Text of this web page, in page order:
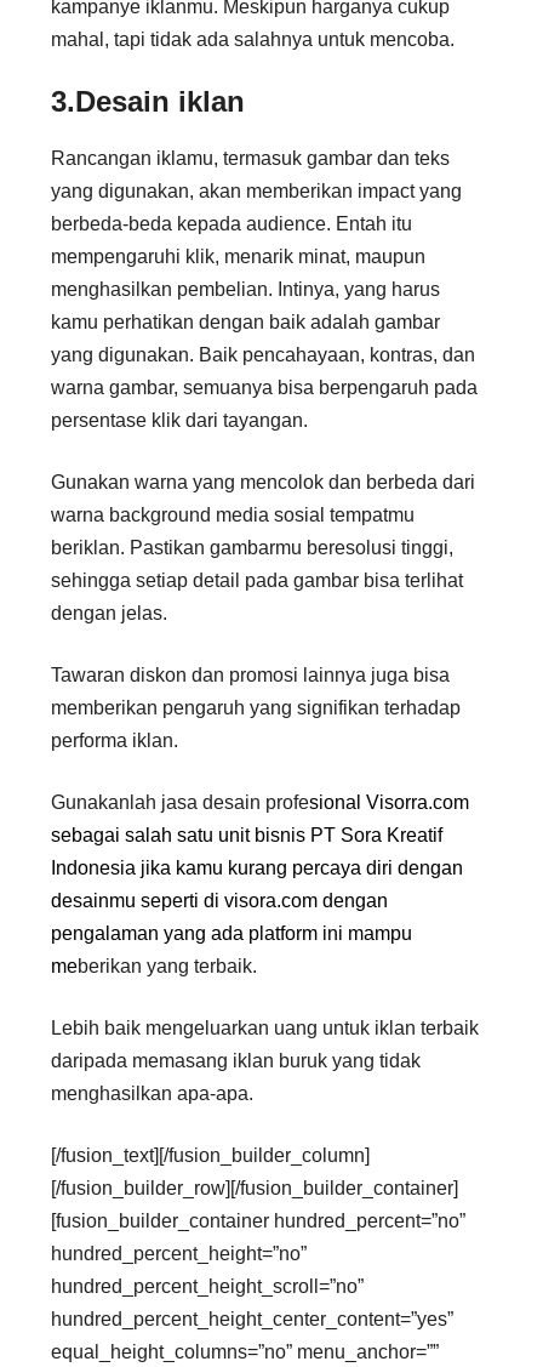
kampanye iklanmu. Meskipun harganya cukup
mahal, tapi tidak ada salahnya untuk mencoba.
3.Desain iklan
Rancangan iklamu, termasuk gambar dan teks
yang digunakan, akan memberikan impact yang
berbeda-beda kepada audience. Entah itu
mempengaruhi klik, menarik minat, maupun
menghasilkan pembelian. Intinya, yang harus
kamu perhatikan dengan baik adalah gambar
yang digunakan. Baik pencahayaan, kontras, dan
warna gambar, semuanya bisa berpengaruh pada
persentase klik dari tayangan.
Gunakan warna yang mencolok dan berbeda dari
warna background media sosial tempatmu
beriklan. Pastikan gambarmu beresolusi tinggi,
sehingga setiap detail pada gambar bisa terlihat
dengan jelas.
Tawaran diskon dan promosi lainnya juga bisa
memberikan pengaruh yang signifikan terhadap
performa iklan.
Gunakanlah jasa desain profesional Visorra.com
sebagai salah satu unit bisnis PT Sora Kreatif
Indonesia jika kamu kurang percaya diri dengan
desainmu seperti di visora.com dengan
pengalaman yang ada platform ini mampu
meberikan yang terbaik.
Lebih baik mengeluarkan uang untuk iklan terbaik
daripada memasang iklan buruk yang tidak
menghasilkan apa-apa.
[/fusion_text][/fusion_builder_column]
[/fusion_builder_row][/fusion_builder_container]
[fusion_builder_container hundred_percent=”no”
hundred_percent_height=”no”
hundred_percent_height_scroll=”no”
hundred_percent_height_center_content=”yes”
equal_height_columns=”no” menu_anchor=””